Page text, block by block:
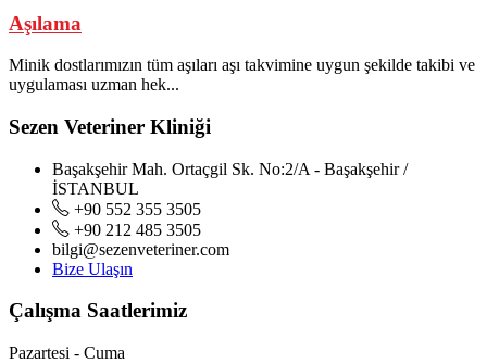
Aşılama
Minik dostlarımızın tüm aşıları aşı takvimine uygun şekilde takibi ve
uygulaması uzman hek...
Sezen Veteriner Kliniği
Başakşehir Mah. Ortaçgil Sk. No:2/A - Başakşehir /
İSTANBUL
+90 552 355 3505
+90 212 485 3505
bilgi@sezenveteriner.com
Bize Ulaşın
Çalışma Saatlerimiz
Pazartesi - Cuma